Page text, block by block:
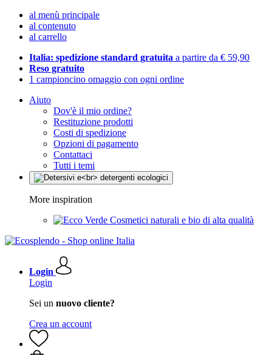
al menù principale
al contenuto
al carrello
Italia: spedizione standard gratuita a partire da € 59,90
Reso gratuito
1 campioncino omaggio con ogni ordine
Aiuto
Dov'è il mio ordine?
Restituzione prodotti
Costi di spedizione
Opzioni di pagamento
Contattaci
Tutti i temi
More inspiration
Cosmetici naturali e bio di alta qualità
Login
Login
Sei un nuovo cliente?
Crea un account